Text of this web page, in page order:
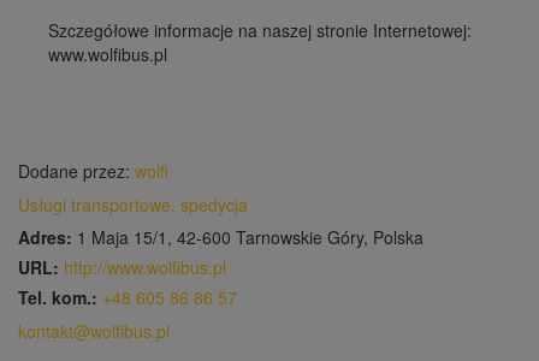
Szczegółowe informacje na naszej stronie Internetowej:
www.wolfibus.pl
Dodane przez: wolfi
Usługi transportowe, spedycja
Adres: 1 Maja 15/1, 42-600 Tarnowskie Góry, Polska
URL: http://www.wolfibus.pl
Tel. kom.: +48 605 86 86 57
kontakt@wolfibus.pl